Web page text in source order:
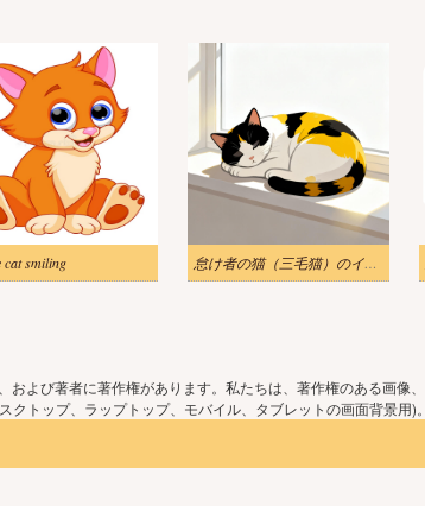
cat smiling 怠け者の猫（三毛猫）のイラストをダウンロード
よび著者に著作権があります。私たちは、著作権のある画
トップ、ラップトップ、モバイル、タブレットの画面背景用)